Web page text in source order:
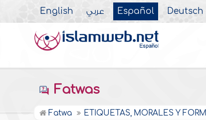
English عربي Español Deutsch
Fatwas
Fatwa ETIQUETAS, MORALES Y